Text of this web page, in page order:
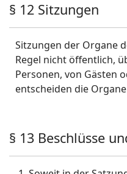
§ 12 Sitzungen
Sitzungen der Organe
Regel nicht öffentlich,
Personen, von Gästen
entscheiden die
§ 13 Beschlüsse